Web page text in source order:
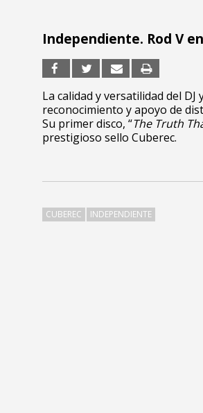
Independiente. Rod V
La calidad y versatilidad del
reconocimiento y apoyo de
Su primer disco, “The Truth
prestigioso sello Cuberec.
CUBEREC INDEPENDIENTE